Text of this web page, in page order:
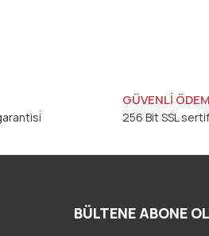
GÜVENLİ
256 Bit SSL
BÜLTENE ABONE